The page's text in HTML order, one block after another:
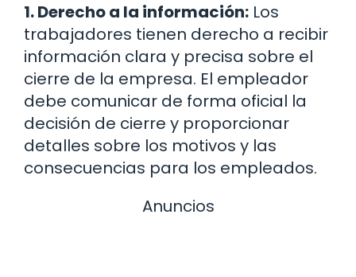
1. Derecho a la información: Los
trabajadores tienen derecho a recibir
información clara y precisa sobre el
cierre de la empresa. El empleador
debe comunicar de forma oficial la
decisión de cierre y proporcionar
detalles sobre los motivos y las
consecuencias para los empleados.
Anuncios